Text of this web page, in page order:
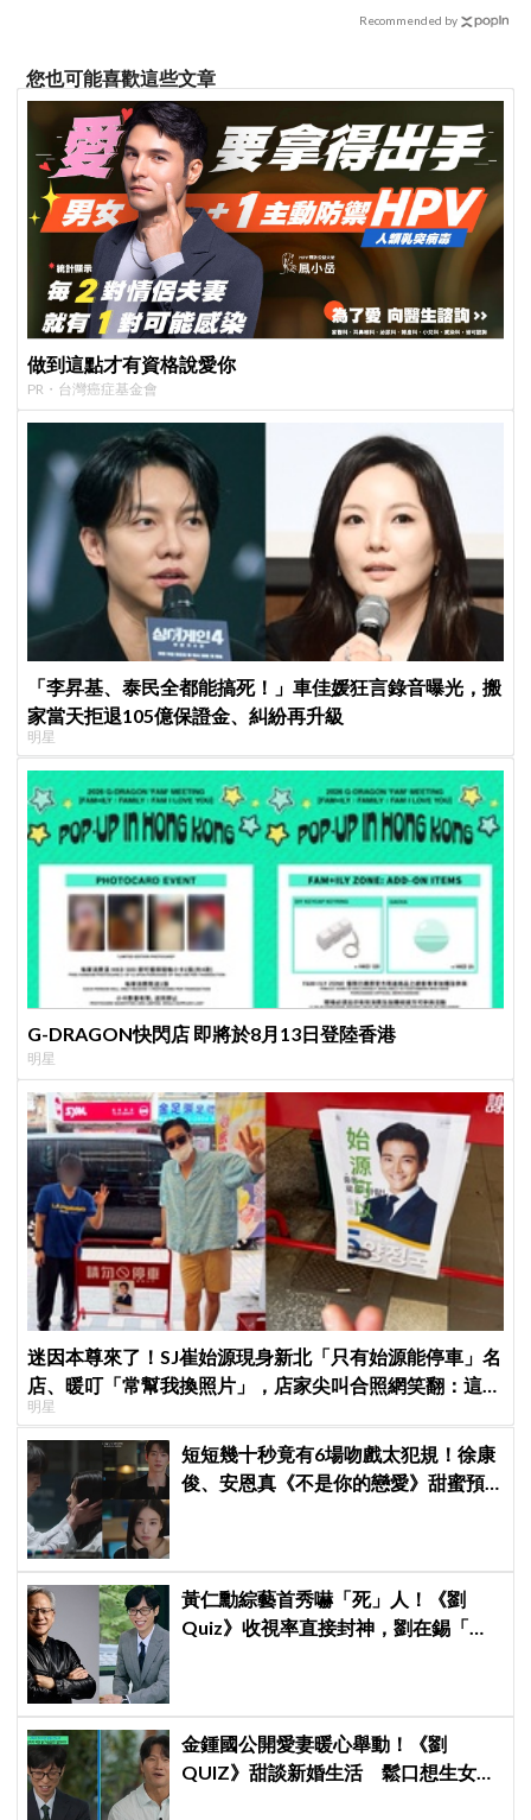
Recommended by
您也可能喜歡這些文章
做到這點才有資格說愛你
PR・台灣癌症基金會
「李昇基、泰民全都能搞死！」車佳媛狂言錄音曝光，搬
家當天拒退105億保證金、糾紛再升級
明星
G-DRAGON快閃店 即將於8月13日登陸香港
明星
迷因本尊來了！SJ崔始源現身新北「只有始源能停車」名
店、暖叮「常幫我換照片」，店家尖叫合照網笑翻：這輩
子不能脫粉了
明星
短短幾十秒竟有6場吻戲太犯規！徐康
俊、安恩真《不是你的戀愛》甜蜜預
黃仁勳綜藝首秀嚇「死」人！《劉
Quiz》收視率直接封神，劉在錫「MC
金鍾國公開愛妻暖心舉動！《劉
QUIZ》甜談新婚生活 鬆口想生女兒